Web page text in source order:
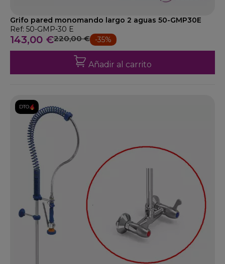
Grifo pared monomando largo 2 aguas 50-GMP30E
Ref: 50-GMP-30 E
143,00 €220,00 € -35%
Añadir al carrito
DTO.